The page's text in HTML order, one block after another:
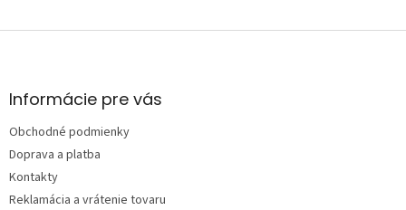
Z
ä
e
Informácie pre vás
Obchodné podmienky
Doprava a platba
Kontakty
Reklamácia a vrátenie tovaru